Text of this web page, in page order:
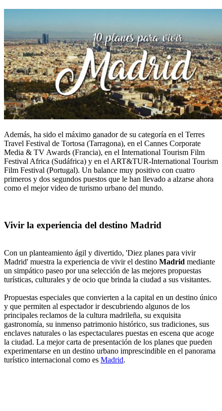
Además, ha sido el máximo ganador de su categoría en el Terres
Travel Festival de Tortosa (Tarragona), en el Cannes Corporate
Media & TV Awards (Francia), en el International Tourism Film
Festival Africa (Sudáfrica) y en el ART&TUR-International Tourism
Film Festival (Portugal). Un balance muy positivo con cuatro
primeros y dos segundos puestos que le han llevado a alzarse ahora
como el mejor video de turismo urbano del mundo.
Vivir la experiencia del destino Madrid
Con un planteamiento ágil y divertido, 'Diez planes para vivir
Madrid' muestra la experiencia de vivir el destino Madrid mediante
un simpático paseo por una selección de las mejores propuestas
turísticas, culturales y de ocio que brinda la ciudad a sus visitantes.
Propuestas especiales que convierten a la capital en un destino único
y que permiten al espectador ir descubriendo algunos de los
principales reclamos de la cultura madrileña, su exquisita
gastronomía, su inmenso patrimonio histórico, sus tradiciones, sus
enclaves naturales o las espectaculares puestas en escena que acoge
la ciudad. La mejor carta de presentación de los planes que pueden
experimentarse en un destino urbano imprescindible en el panorama
turístico internacional como es Madrid.